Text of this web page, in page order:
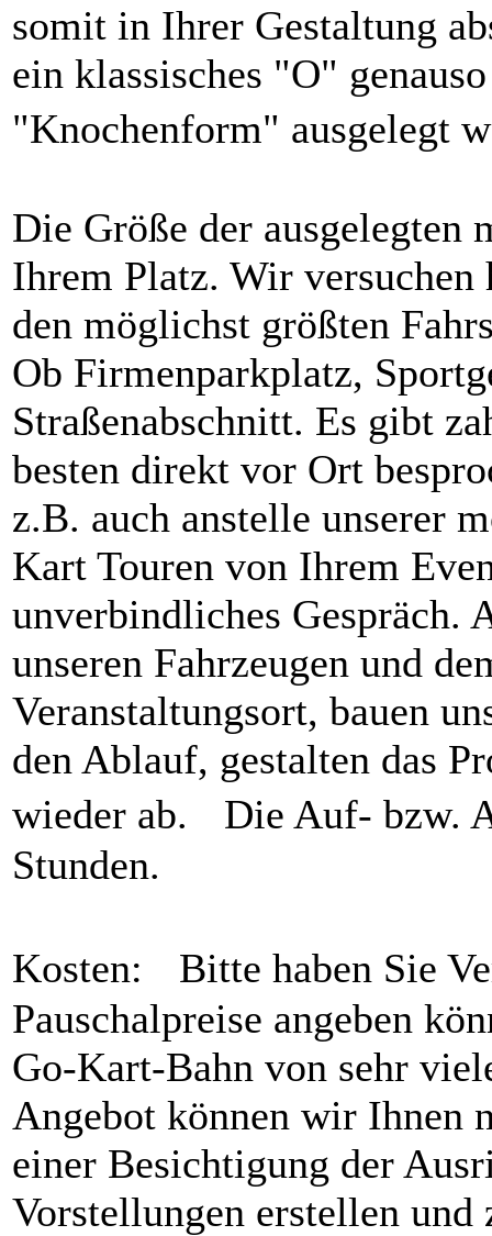
somit in Ihrer Gestaltung
ein klassisches "O"
"Knochenform" ausgelegt
Die Größe der ausgelegten
Ihrem Platz. Wir
den möglichst größten
Ob Firmenparkplatz,
Straßenabschnitt. Es gibt
besten direkt vor Ort
z.B. auch anstelle unserer
Kart Touren von Ihrem
unverbindliches Gespräch.
unseren Fahrzeugen und
Veranstaltungsort, bauen
den Ablauf, gestalten das
wieder ab. Die Auf- bzw.
Stunden.
Kosten: Bitte haben Sie
Pauschalpreise angeben
Go-Kart-Bahn von sehr
Angebot können wir Ihnen
einer Besichtigung der
Vorstellungen erstellen und